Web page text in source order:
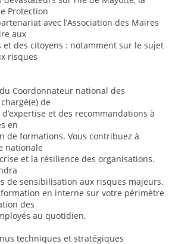
Protection
avec l’Association des Maires
aux
et des citoyens : notamment sur le sujet
risques
Coordonnateur national des
de
et des recommandations à
en
de formations. Vous contribuez à
nationale
et la résilience des organisations.
de sensibilisation aux risques majeurs.
formation en interne sur votre périmètre
des
au quotidien.
techniques et stratégiques